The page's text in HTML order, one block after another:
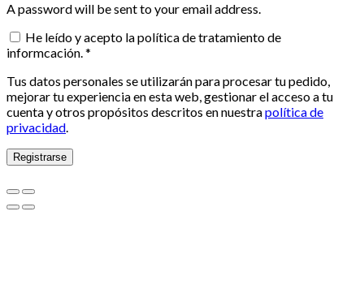
A password will be sent to your email address.
He leído y acepto la política de tratamiento de
informcación.*
Tus datos personales se utilizarán para procesar tu pedido,
mejorar tu experiencia en esta web, gestionar el acceso a tu
cuenta y otros propósitos descritos en nuestrapolítica de
privacidad.
Registrarse